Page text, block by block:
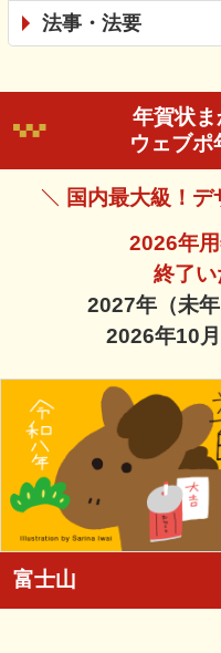
法事・法要
年賀状ま
ウェブポ
国内最大級！デ
2026年
終了い
2027年（未
2026年10月
富士山